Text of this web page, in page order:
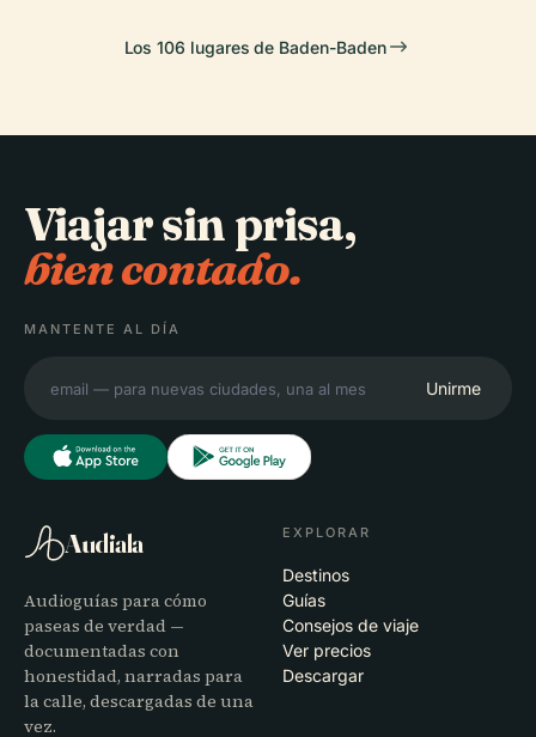
Los 106 lugares de Baden-Baden
Viajar sin prisa,
bien contado.
MANTENTE AL DÍA
Unirme
Audiala
Audioguías para cómo
paseas de verdad —
documentadas con
honestidad, narradas para
la calle, descargadas de una
vez.
EXPLORAR
Destinos
Guías
Consejos de viaje
Ver precios
Descargar